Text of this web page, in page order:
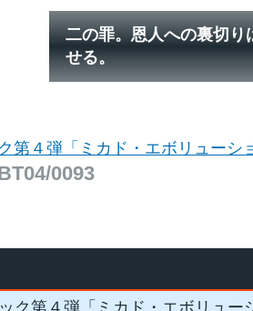
二の罪。恩人への裏切り
せる。
第４弾「ミカド・エボリューシ
0093
ク第４弾「ミカド・エボリュー